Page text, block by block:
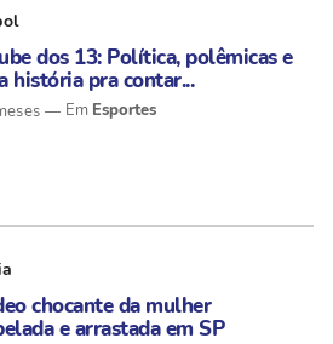
dos 13: Política, polêmicas e
história pra contar...
Esportes
chocante da mulher
e arrastada em SP